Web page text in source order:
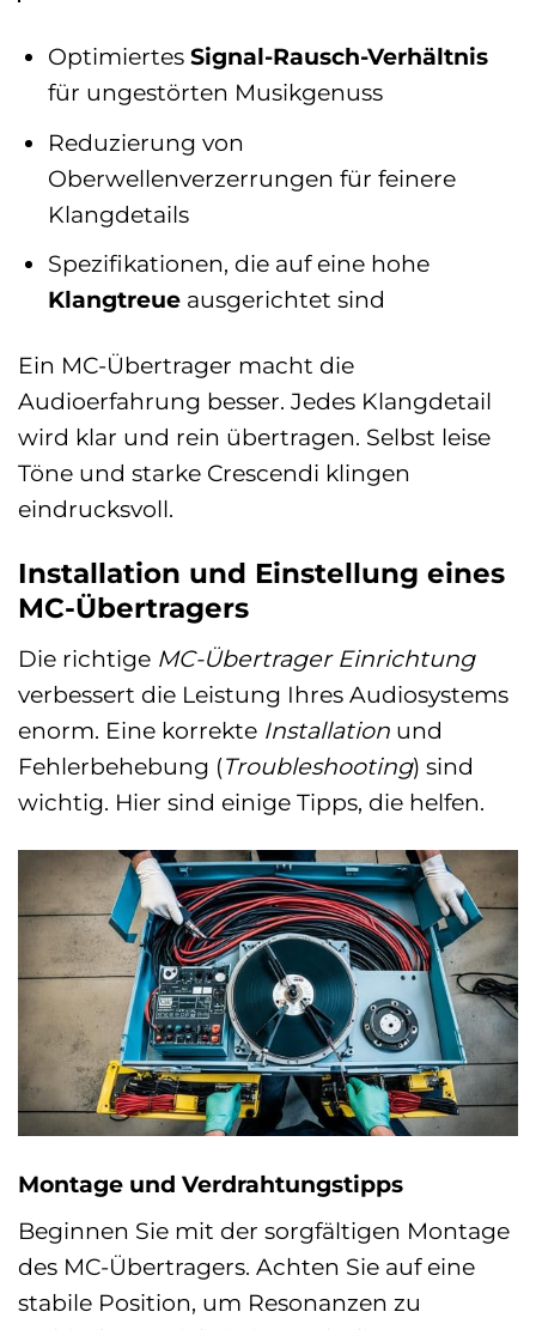
Optimiertes Signal-Rausch-Verhältnis
für ungestörten Musikgenuss
Reduzierung von
Oberwellenverzerrungen für feinere
Klangdetails
Spezifikationen, die auf eine hohe
Klangtreueausgerichtet sind
Ein MC-Übertrager macht die
Audioerfahrung besser. Jedes Klangdetail
wird klar und rein übertragen. Selbst leise
Töne und starke Crescendi klingen
eindrucksvoll.
Installation und Einstellung eines
MC-Übertragers
Die richtige MC-Übertrager Einrichtung
verbessert die Leistung Ihres Audiosystems
enorm. Eine korrekte Installation und
Fehlerbehebung (Troubleshooting) sind
wichtig. Hier sind einige Tipps, die helfen.
Montage und Verdrahtungstipps
Beginnen Sie mit der sorgfältigen Montage
des MC-Übertragers. Achten Sie auf eine
stabile Position, um Resonanzen zu